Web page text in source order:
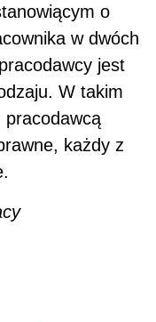
o
w dwóch
jest
W takim
pracodawcą
każdy z